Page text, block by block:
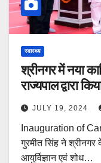
स्वास्थ्य
श्रीनगर में नया
राज्यपाल द्वारा
JULY 19, 2024
Inauguration of
गुरमीत सिंह ने श्रीनगर
आयुर्विज्ञान एवं शोध…